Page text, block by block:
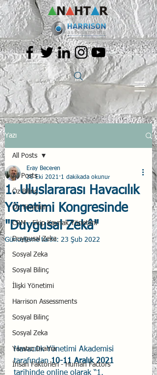
Yazı
All Posts
Öz Bilinç
Öz Yönetim
CRM - Ekip Kaynak Yönetimi
Duygusal Zeka
Sosyal Zeka
Sosyal Bilinç
İlişki Yönetimi
Harrison Assessments
Sosyal Bilinç
Sosyal Zeka
Yaratıcı Drama
İnsan Faktörleri - Human Factors
All Posts
1. Uluslararası Havacılık
Yönetimi Kongresinde
"Duygusal Zekâ"
Eray Beceren
30 Eki 2021 1 dakikada okunur
Güncelleme tarihi: 23 Şub 2022
Havacılık Yönetimi Akademisi
tarafından 10-11 Aralık 2021
tarihinde online olarak “1.